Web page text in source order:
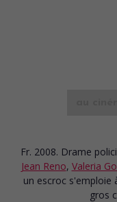
Fr. 2008. Drame
Jean Reno, Valeria
un escroc s'emploie
gros